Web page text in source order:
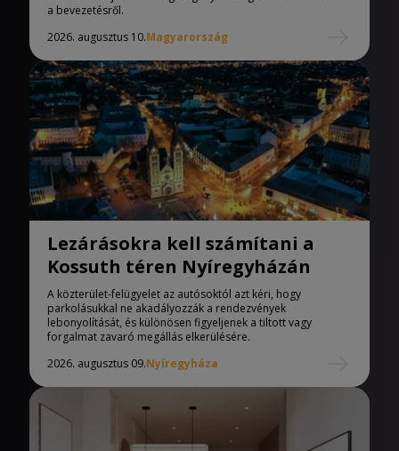
a bevezetésről.
2026. augusztus 10.Magyarország
Lezárásokra kell számítani a
Kossuth téren Nyíregyházán
A közterület-felügyelet az autósoktól azt kéri, hogy
parkolásukkal ne akadályozzák a rendezvények
lebonyolítását, és különösen figyeljenek a tiltott vagy
forgalmat zavaró megállás elkerülésére.
2026. augusztus 09.Nyíregyháza